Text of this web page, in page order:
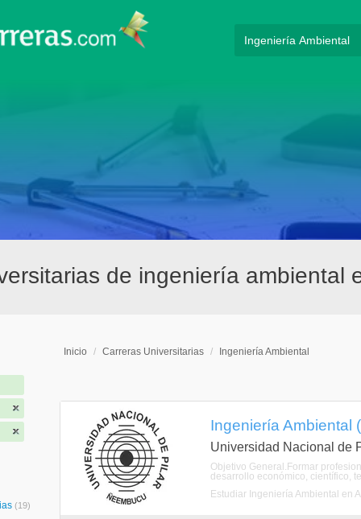
de ingeniería ambiental
(19)
Inicio / Carreras Universitarias / Ingeniería Ambiental
Ingeniería Ambiental
Universidad Nacional de
Objetivo General.Formar
desarrollo económico, científico,
Estudiar Ingeniería Ambiental en